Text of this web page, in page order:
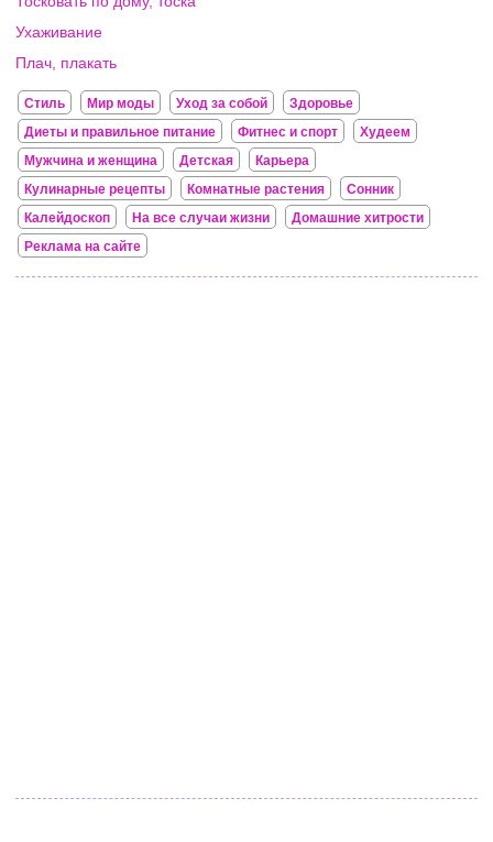
Ухаживание
Плач, плакать
Стиль Мир моды Уход за собой
Здоровье
Диеты и правильное питание
Фитнес и спорт
Худеем
Мужчина и женщина
Детская
Карьера
Кулинарные рецепты
Комнатные растения
Сонник
Калейдоскоп
На все случаи жизни
Домашние хитрости
Реклама на сайте